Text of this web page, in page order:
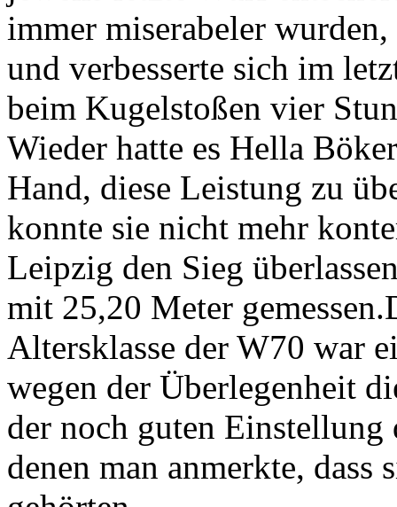
immer miserabeler
und verbesserte sich im
beim Kugelstoßen vier
Wieder hatte es Hella
Hand, diese Leistung zu
konnte sie nicht mehr
Leipzig den Sieg
mit 25,20 Meter
Altersklasse der W70 war
wegen der Überlegenheit
der noch guten Einstellung
denen man anmerkte, dass